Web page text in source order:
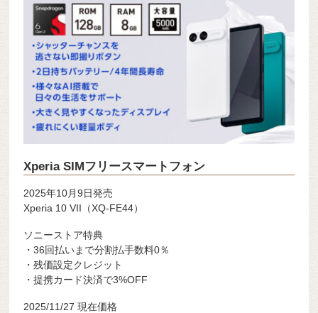
Xperia SIMフリースマートフォン
2025年10月9日発売
Xperia 10 VII（XQ-FE44）
ソニーストア特典
・36回払いまで分割払手数料0％
・残価設定クレジット
・提携カード決済で3%OFF
2025/11/27 現在価格